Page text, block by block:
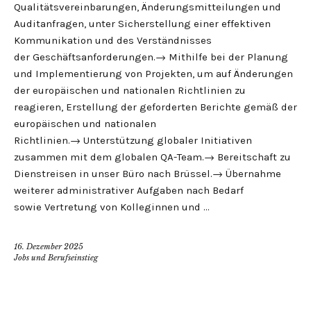
Qualitätsvereinbarungen, Änderungsmitteilungen und
Auditanfragen, unter Sicherstellung einer effektiven
Kommunikation und des Verständnisses
der Geschäftsanforderungen.→ Mithilfe bei der Planung
und Implementierung von Projekten, um auf Änderungen
der europäischen und nationalen Richtlinien zu
reagieren, Erstellung der geforderten Berichte gemäß der
europäischen und nationalen
Richtlinien.→ Unterstützung globaler Initiativen
zusammen mit dem globalen QA-Team.→ Bereitschaft zu
Dienstreisen in unser Büro nach Brüssel.→ Übernahme
weiterer administrativer Aufgaben nach Bedarf
sowie Vertretung von Kolleginnen und …
16. Dezember 2025
Jobs und Berufseinstieg